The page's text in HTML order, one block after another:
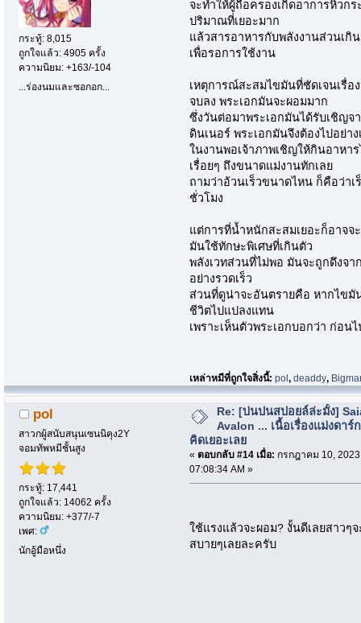
กระทู้: 8,015
ถูกใจแล้ว: 4905 ครั้ง
ความนิยม: +163/-104
...ร่องนมและซอกอก...
จะทำให้ผู้ถือครองเกิดอาการหิวก
ปริมาณที่เยอะมาก
แล้วสารอาหารกับพลังงานส่วนเกิ
เพื่อรอการใช้งาน
เหตุการณ์สะสมไขมันที่ชัดเจนเรื่อ
จบลง พระเอกมันจะผอมมาก
ซึ่งวันต่อมาพระเอกมันได้รับเชิญจ
ดินเนอร์ พระเอกมันจึงต้องไปอย่าง
ในงานพอเจ้าภาพเชิญให้กินอาหา
เรื่อยๆ ถึงขนาดแม่งานทักเลย
ถามว่าอ้วนเร็วขนาดไหน ก็คือว่า
ชั่วโมง
แต่การที่น้ำหนักสะสมเยอะก็อาจจะ
มันใช้ทักษะพิเศษที่เกินตัว
พลังเวทส่วนที่ไม่พอ มันจะถูกดึงจ
อย่างรวดเร็ว
ส่วนที่ดูน่าจะอันตรายคือ หากไขมั
ชีวิตไปแปลงแทน
เพราะเห็นตัวพระเอกบอกว่า ก่อ
เหล่าหมีที่ถูกใจสิ่งนี้:pol,deaddy,
pol
สาวกผู้สนับสนุนเซนนิคุง2Y
จอมทัพหมีชั้นสูง
กระทู้: 17,441
ถูกใจแล้ว: 14062 ครั้ง
ความนิยม: +377/-7
เพศ:
นักอู้มือหนึ่ง
Re: [บ่นปนสปอยล์ล่ะมั้ง]
Avalon ... เนื้อเรื่องแม่งดาร์
คิดเยอะเลย
« ตอบกลับ #14 เมื่อ: กรกฎาคม 10,
07:08:34 AM »
ใช้แรงแล้วจะผอม? งั้นดีเลยสาว
สบายๆเลยละครับ